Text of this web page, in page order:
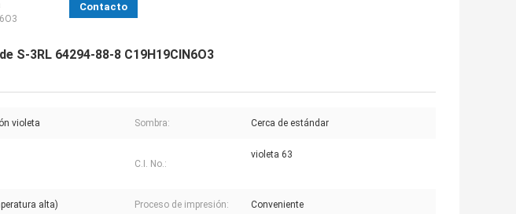
Contacto
S-3RL 64294-88-8 C19H19ClN6O3
violeta Sombra: Cerca de estándar
C.I. No.:
violeta 63
alta) Proceso de impresión: Conveniente